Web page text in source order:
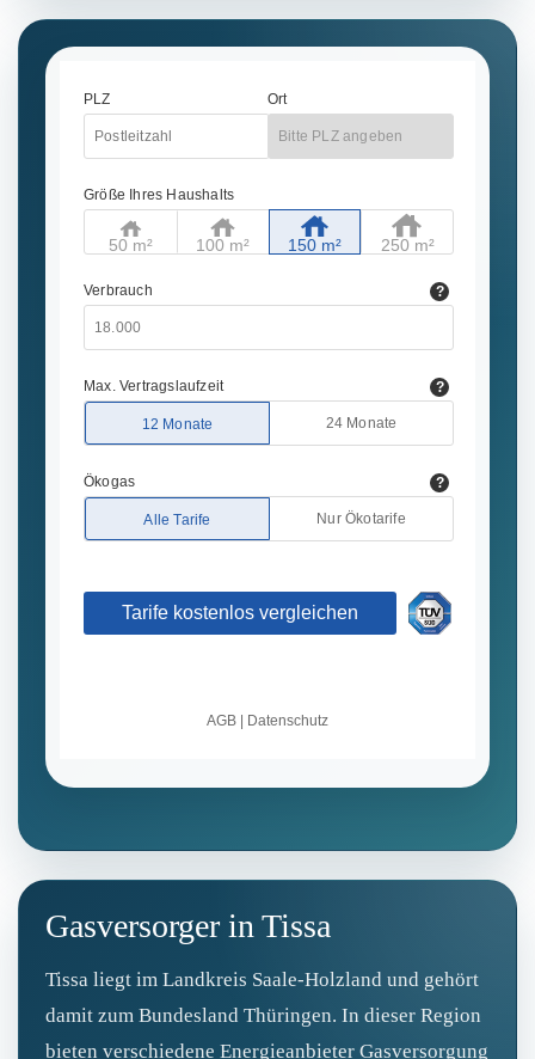
Gasversorger in Tissa
Tissa liegt im Landkreis Saale-Holzland und gehört
damit zum Bundesland Thüringen. In dieser Region
bieten verschiedene Energieanbieter Gasversorgung